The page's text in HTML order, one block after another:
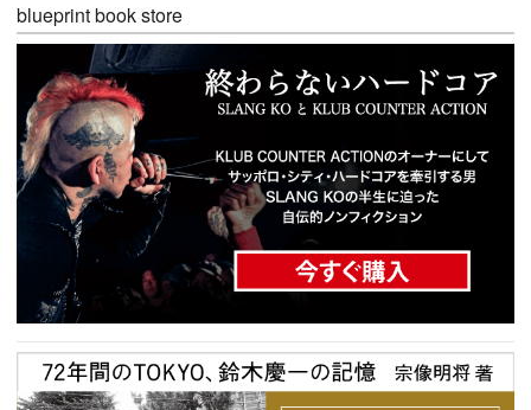
blueprint book store